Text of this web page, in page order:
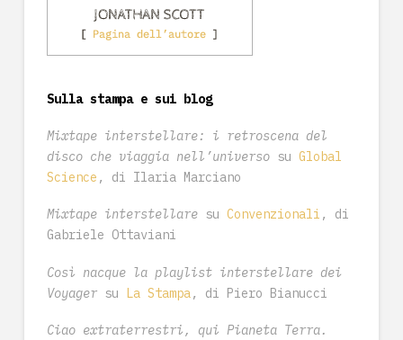
Sulla stampa e sui blog
Mixtape interstellare: i retroscena del
disco che viaggia nell’universosu Global
Science , di Ilaria Marciano
Mixtape interstellare su Convenzionali , di
Gabriele Ottaviani
Così nacque la playlist interstellare dei
Voyagersu La Stampa, di Piero Bianucci
Ciao extraterrestri, qui Pianeta Terra.